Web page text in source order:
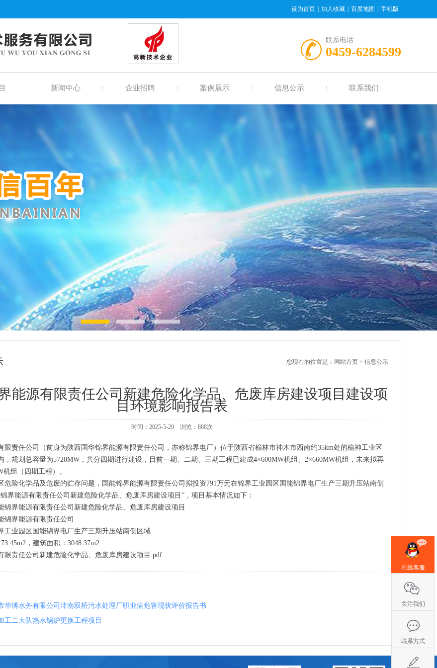
设为首页 加入收藏 百度地图 手机版
联系电话:
0459-6284599
新闻中心 企业招聘 案例展示 信息公示 联系我们
您现在的位置是： 网站首页 > 信息公示
能源有限责任公司新建危险化学品、危废库房建设项目建设项
目环境影响报告表
时间：2025-5-29 浏览： 888次
限责任公司（前身为陕西国华锦界能源有限责任公司，亦称锦界电厂）位于陕西省榆林市神木市西南约35km处的榆神工业区
，规划总容量为5720MW，共分四期进行建设，目前一期、二期、三期工程已建成4×600MW机组、2×660MW机组，未来拟再
机组（四期工程）。
危险化学品及危废的贮存问题，国能锦界能源有限责任公司拟投资791万元在锦界工业园区国能锦界电厂生产三期升压站南侧
界能源有限责任公司新建危险化学品、危废库房建设项目”，项目基本情况如下：
锦界能源有限责任公司新建危险化学品、危废库房建设项目
锦界能源有限责任公司
工业园区国能锦界电厂生产三期升压站南侧区域
，建筑面积：3048.37m2
限责任公司新建危险化学品、危废库房建设项目 .pdf
华博水务有限公司津南双桥污水处理厂职业病危害现状评价报告书
工二大队热水锅炉更换工程项目
在线客服
关注我们
联系方式